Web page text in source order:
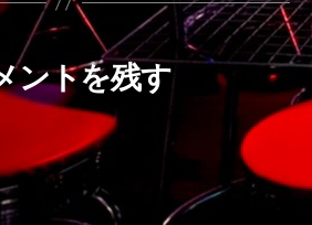
ントを残す